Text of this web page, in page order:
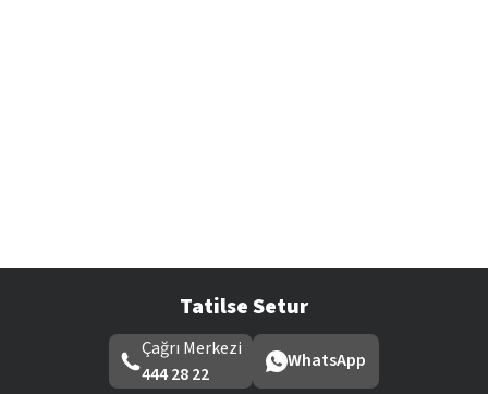
Tatilse Setur
Çağrı Merkezi
444 28 22
WhatsApp